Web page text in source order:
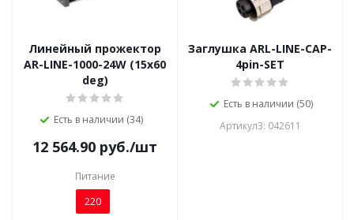
Линейный прожектор
AR-LINE-1000-24W (15x60
deg)
Есть в наличии (34)
12 564.90 руб./шт
Питание
220
Заглушка ARL-LINE-CAP-
4pin-SET
Есть в наличии (50)
Артикул3: 042611